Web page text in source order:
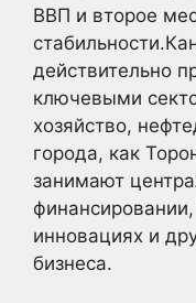
ВВП и второе
действительно
ключевыми
хозяйство,
города, как
занимают
инновациях и
бизнеса.